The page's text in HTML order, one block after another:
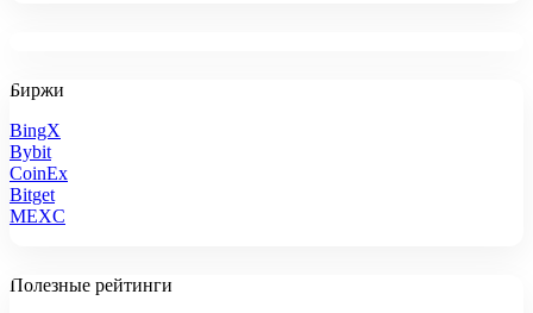
Биржи
BingX
Bybit
CoinEx
Bitget
MEXC
Полезные рейтинги